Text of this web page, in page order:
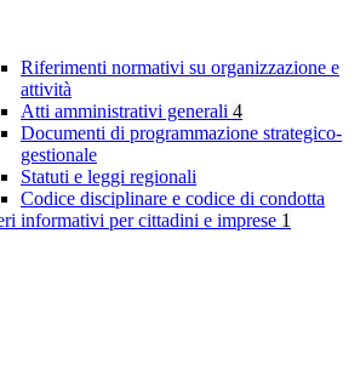
Riferimenti normativi su organizzazione e
attività
Atti amministrativi generali 4
Documenti di programmazione strategico-
gestionale
Statuti e leggi regionali
Codice disciplinare e codice di condotta
informativi per cittadini e imprese 1